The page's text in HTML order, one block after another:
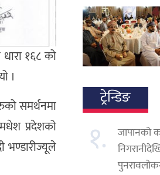
१६८ को
।
समर्थनमा
प्रदेशको
भण्डारीज्यूले
ट्रेन्डिङ
१.
जापानको